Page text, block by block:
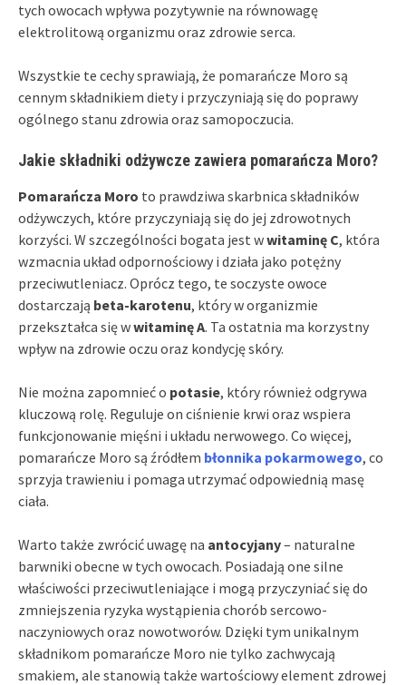
tych owocach wpływa pozytywnie na równowagę
elektrolitową organizmu oraz zdrowie serca.
Wszystkie te cechy sprawiają, że pomarańcze Moro są
cennym składnikiem diety i przyczyniają się do poprawy
ogólnego stanu zdrowia oraz samopoczucia.
Jakie składniki odżywcze zawiera pomarańcza Moro?
Pomarańcza Moro to prawdziwa skarbnica składników
odżywczych, które przyczyniają się do jej zdrowotnych
korzyści. W szczególności bogata jest wwitaminę C, która
wzmacnia układ odpornościowy i działa jako potężny
przeciwutleniacz. Oprócz tego, te soczyste owoce
dostarczają beta-karotenu, który w organizmie
przekształca się wwitaminę A. Ta ostatnia ma korzystny
wpływ na zdrowie oczu oraz kondycję skóry.
Nie można zapomnieć o potasie, który również odgrywa
kluczową rolę. Reguluje on ciśnienie krwi oraz wspiera
funkcjonowanie mięśni i układu nerwowego. Co więcej,
pomarańcze Moro są źródłem błonnika pokarmowego, co
sprzyja trawieniu i pomaga utrzymać odpowiednią masę
ciała.
Warto także zwrócić uwagę na antocyjany– naturalne
barwniki obecne w tych owocach. Posiadają one silne
właściwości przeciwutleniające i mogą przyczyniać się do
zmniejszenia ryzyka wystąpienia chorób sercowo-
naczyniowych oraz nowotworów. Dzięki tym unikalnym
składnikom pomarańcze Moro nie tylko zachwycają
smakiem, ale stanowią także wartościowy element zdrowej